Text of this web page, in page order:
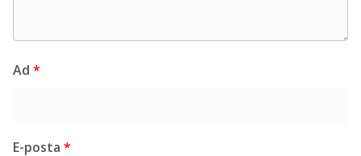
Ad *
E-posta *